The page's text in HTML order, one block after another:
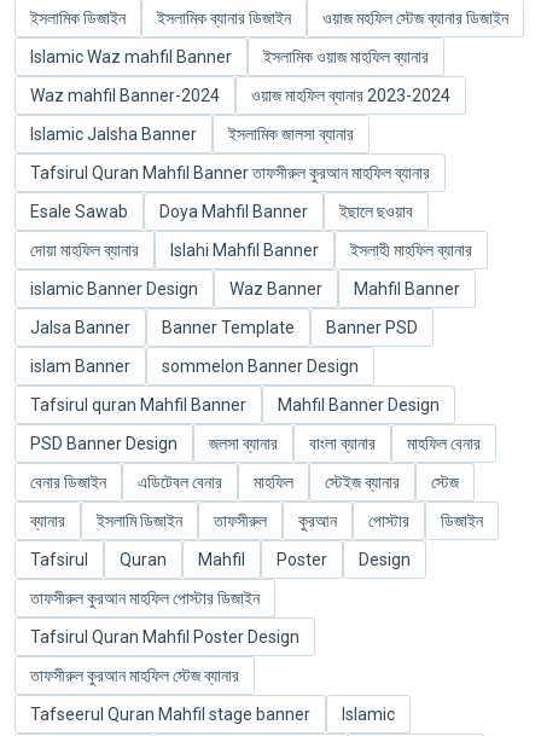
ইসলামিক ডিজাইন
ইসলামিক ব্যানার ডিজাইন
ওয়াজ মহফিল স্টেজ ব্যানার ডিজাইন
Islamic Waz mahfil Banner
ইসলামিক ওয়াজ মাহফিল ব্যানার
Waz mahfil Banner-2024
ওয়াজ মাহফিল ব্যানার 2023-2024
Islamic Jalsha Banner
ইসলামিক জালসা ব্যানার
Tafsirul Quran Mahfil Banner তাফসীরুল কুরআন মাহফিল ব্যানার
Esale Sawab
Doya Mahfil Banner
ইছালে ছওয়াব
দোয়া মাহফিল ব্যানার
Islahi Mahfil Banner
ইসলাহী মাহফিল ব্যানার
islamic Banner Design
Waz Banner
Mahfil Banner
Jalsa Banner
Banner Template
Banner PSD
islam Banner
sommelon Banner Design
Tafsirul quran Mahfil Banner
Mahfil Banner Design
PSD Banner Design
জলসা ব্যানার বাংলা ব্যানার
মাহফিল বেনার
বেনার ডিজাইন
এডিটেবল বেনার মাহফিল স্টেইজ ব্যানার
স্টেজ
ব্যানার
ইসলামি ডিজাইন তাফসীরুল কুরআন পোস্টার
ডিজাইন
Tafsirul
Quran Mahfil Poster
Design
তাফসীরুল কুরআন মাহফিল পোস্টার ডিজাইন
Tafsirul Quran Mahfil Poster Design
তাফসীরুল কুরআন মাহফিল স্টেজ ব্যানার
Tafseerul Quran Mahfil stage banner
Islamic